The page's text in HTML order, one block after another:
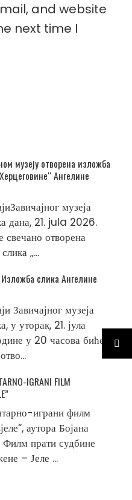
and website
next time I
музеју отворена изложба
Ангелине
музеја
дана, 21. jula 2026.
свечано отворена
„...
слика Ангелине
Завичајног музеја
у уторак, 21. јула
у 20 часова биће
IGRANI FILM
играни филм
аутора Бојана
Филм прати судбине
– Јеле ...